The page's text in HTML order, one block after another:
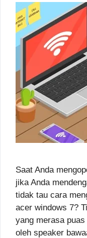
Saat Anda
jika Anda
tidak tau cara
acer windows 7?
yang merasa
oleh speaker